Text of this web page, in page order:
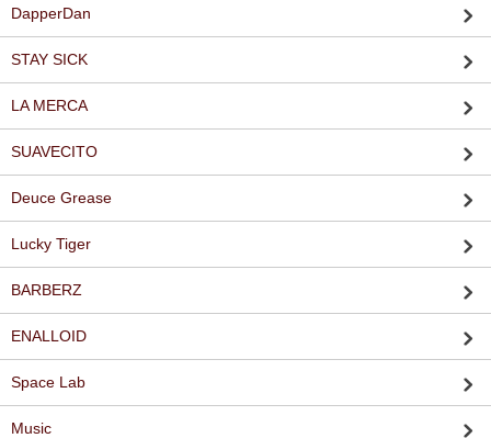
DapperDan
STAY SICK
LA MERCA
SUAVECITO
Deuce Grease
Lucky Tiger
BARBERZ
ENALLOID
Space Lab
Music